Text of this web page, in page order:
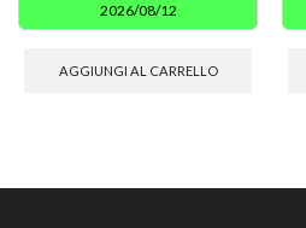
2026/08/12
AGGIUNGI AL CARRELLO